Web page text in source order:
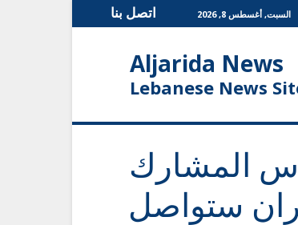
السبت, أغسطس 8, 2026 اتصل بنا
Aljarida News
Lebanese News
المشارك
ستواصل